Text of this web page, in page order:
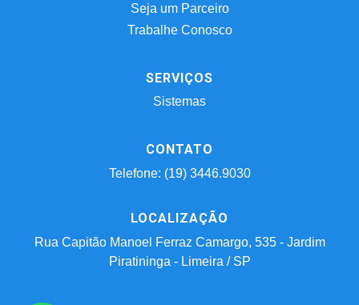
Seja um Parceiro
Trabalhe Conosco
SERVIÇOS
Sistemas
CONTATO
Telefone: (19) 3446.9030
LOCALIZAÇÃO
Rua Capitão Manoel Ferraz Camargo, 535 - Jardim
Piratininga - Limeira / SP